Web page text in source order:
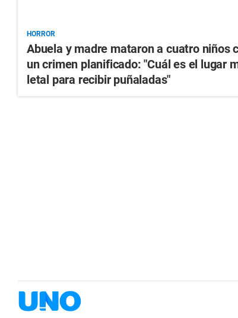
HORROR
Abuela y madre mataron a cuatro niños
un crimen planificado: "Cuál es el lugar
letal para recibir puñaladas"